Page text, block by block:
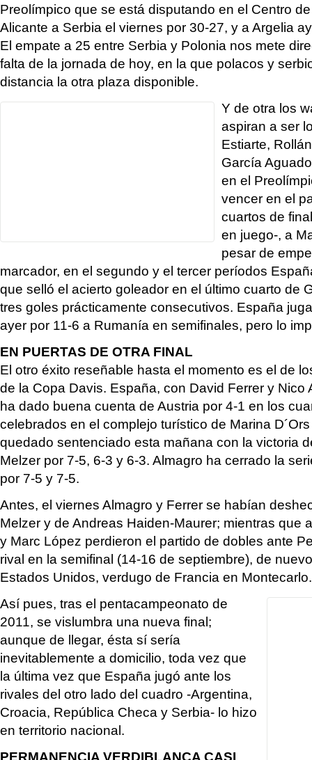
Preolímpico que se está disputando en el Centro
Alicante a Serbia el viernes por 30-27, y a Argelia
El empate a 25 entre Serbia y Polonia nos mete
falta de la jornada de hoy, en la que polacos y
distancia la otra plaza disponible.
Y de otra los
aspiran a ser
Estiarte,
García
en el
vencer en el
cuartos de
en juego-, a
pesar de
marcador, en el segundo y el tercer períodos
que selló el acierto goleador en el último cuarto de
tres goles prácticamente consecutivos. España
ayer por 11-6 a Rumanía en semifinales, pero lo
EN PUERTAS DE OTRA FINAL
El otro éxito reseñable hasta el momento es el de
de la Copa Davis. España, con David Ferrer y Nico
ha dado buena cuenta de Austria por 4-1 en los
celebrados en el complejo turístico de Marina
quedado sentenciado esta mañana con la victoria
Melzer por 7-5, 6-3 y 6-3. Almagro ha cerrado la
por 7-5 y 7-5.
Antes, el viernes Almagro y Ferrer se habían
Melzer y de Andreas Haiden-Maurer; mientras que
y Marc López perdieron el partido de dobles ante
rival en la semifinal (14-16 de septiembre), de
Estados Unidos, verdugo de Francia en Montecarlo.
Así pues, tras el pentacampeonato de
2011, se vislumbra una nueva final;
aunque de llegar, ésta sí sería
inevitablemente a domicilio, toda vez que
la última vez que España jugó ante los
rivales del otro lado del cuadro -Argentina,
Croacia, República Checa y Serbia- lo hizo
en territorio nacional.
PERMANENCIA VERDIBLANCA CASI